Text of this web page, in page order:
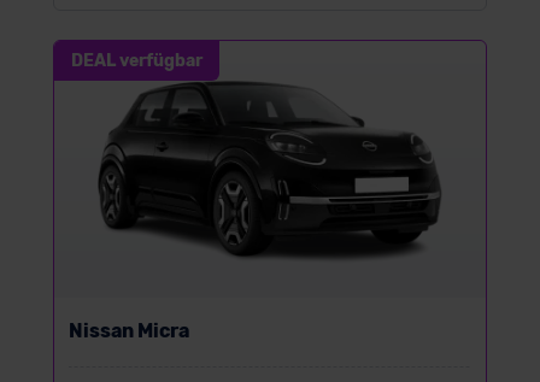
DEAL verfügbar
Nissan Micra